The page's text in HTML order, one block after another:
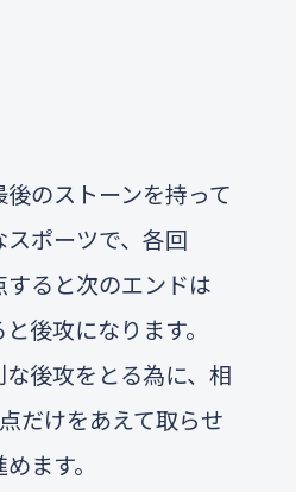
のストーンを持って
ポーツで、各回
すると次のエンドは
後攻になります。
後攻をとる為に、相
だけをあえて取らせ
ます。